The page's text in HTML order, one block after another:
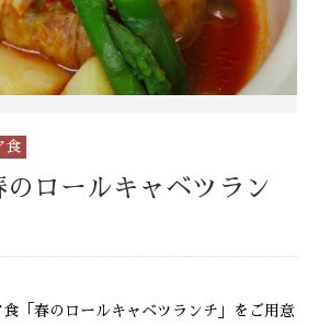
食
のロールキャベツラン
「春のロールキャベツランチ」をご用意